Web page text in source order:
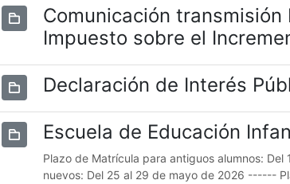
Comunicación
Impuesto sobre el
Declaración de Interés
Escuela de Educación
Plazo de Matrícula para antiguos alumnos:
nuevos: Del 25 al 29 de mayo de 2026 ------